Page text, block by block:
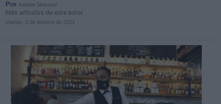
Por Adrián Sánchez
Más artículos de este autor
martes, 2 de febrero de 2021